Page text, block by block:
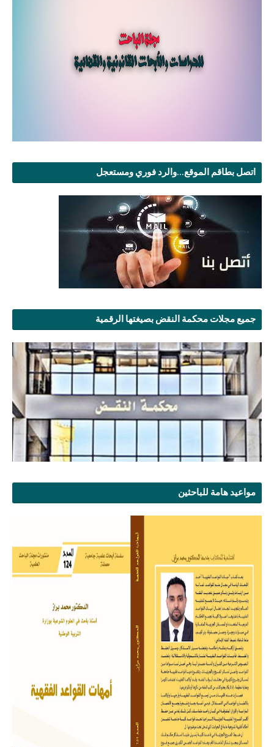
اتصل بطاقم الموقع...والرد فوري ومستعجل
جميع مجلات محكمة النقض بصيغتها الرقمية
مواعيد هامة للباحثين